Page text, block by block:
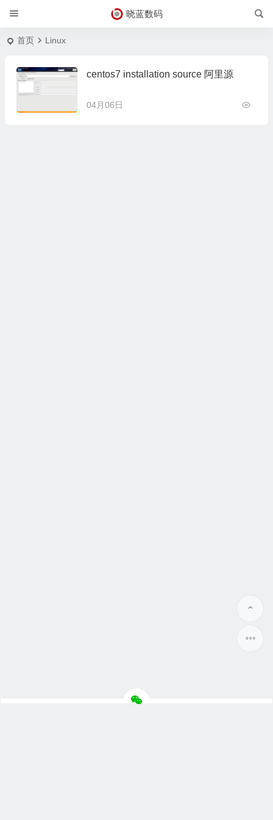
晓蓝数码
首页 Linux
centos7 installation source 阿里源
04月06日